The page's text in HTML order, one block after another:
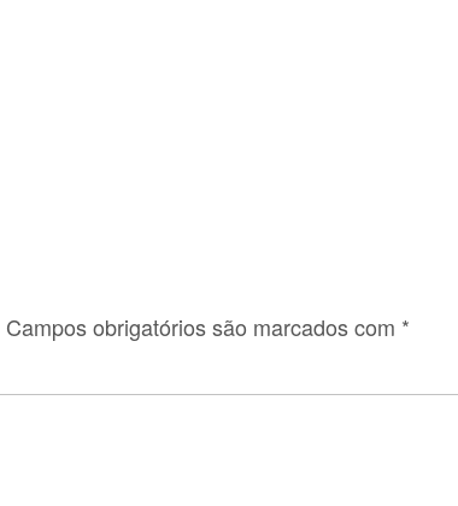
Campos obrigatórios são marcados com *